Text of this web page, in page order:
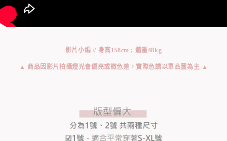
影片小編 // 身高158cm ; 體重48kg
▲ 商品因影片拍攝燈光會偏亮或微色差，實際色請以單品圖為主 ▲